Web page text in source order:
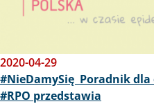
2020-04-29
#NieDamySię Poradnik
#RPO przedstawia